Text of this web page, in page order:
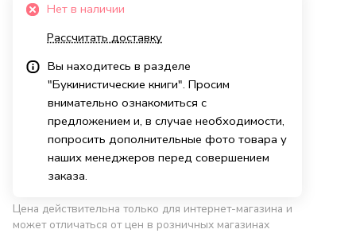
Нет в наличии
Рассчитать доставку
Вы находитесь в разделе
"Букинистические книги". Просим
внимательно ознакомиться с
предложением и, в случае необходимости,
попросить дополнительные фото товара у
наших менеджеров перед совершением
заказа.
Цена действительна только для интернет-магазина и
может отличаться от цен в розничных магазинах